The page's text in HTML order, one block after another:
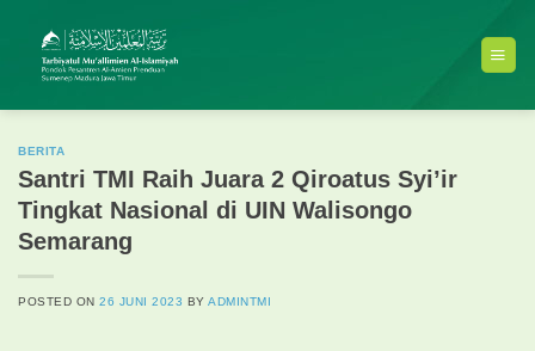
content
BERITA
Santri TMI Raih Juara 2 Qiroatus Syi’ir
Tingkat Nasional di UIN Walisongo
Semarang
POSTED ON26 JUNI 2023 BYADMINTMI